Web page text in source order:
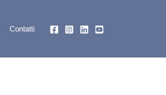
Contatti